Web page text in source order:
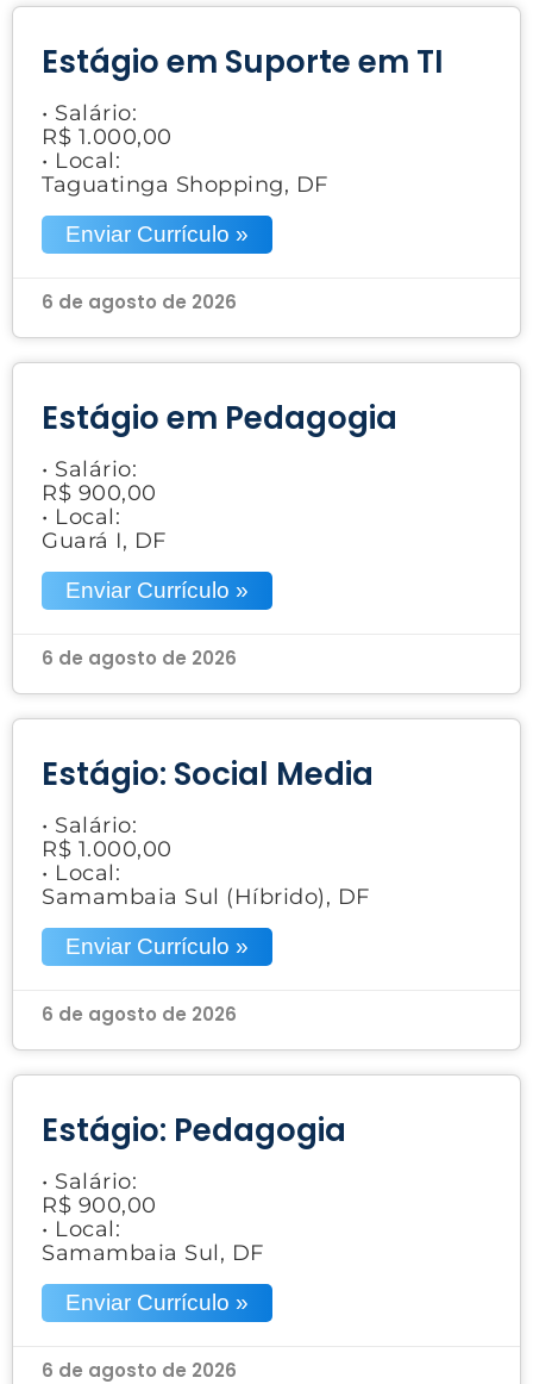
Estágio em Suporte em TI
• Salário:
R$ 1.000,00
• Local:
Taguatinga Shopping, DF
Enviar Currículo »
6 de agosto de 2026
Estágio em Pedagogia
• Salário:
R$ 900,00
• Local:
Guará I, DF
Enviar Currículo »
6 de agosto de 2026
Estágio: Social Media
• Salário:
R$ 1.000,00
• Local:
Samambaia Sul (Híbrido), DF
Enviar Currículo »
6 de agosto de 2026
Estágio: Pedagogia
• Salário:
R$ 900,00
• Local:
Samambaia Sul, DF
Enviar Currículo »
6 de agosto de 2026